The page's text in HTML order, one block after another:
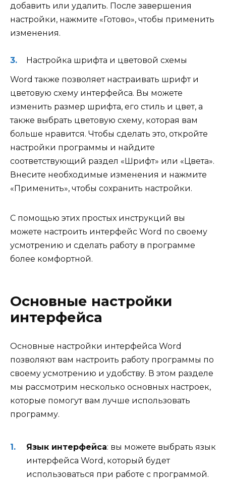
добавить или удалить. После завершения
настройки, нажмите «Готово», чтобы применить
изменения.
Настройка шрифта и цветовой схемы
Word также позволяет настраивать шрифт и
цветовую схему интерфейса. Вы можете
изменить размер шрифта, его стиль и цвет, а
также выбрать цветовую схему, которая вам
больше нравится. Чтобы сделать это, откройте
настройки программы и найдите
соответствующий раздел «Шрифт» или «Цвета».
Внесите необходимые изменения и нажмите
«Применить», чтобы сохранить настройки.
С помощью этих простых инструкций вы
можете настроить интерфейс Word по своему
усмотрению и сделать работу в программе
более комфортной.
Основные настройки
интерфейса
Основные настройки интерфейса Word
позволяют вам настроить работу программы по
своему усмотрению и удобству. В этом разделе
мы рассмотрим несколько основных настроек,
которые помогут вам лучше использовать
программу.
Язык интерфейса: вы можете выбрать язык
интерфейса Word, который будет
использоваться при работе с программой.